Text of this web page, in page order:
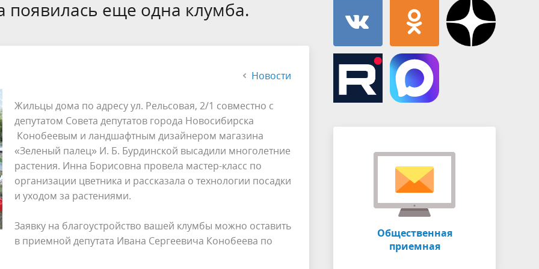
Аппарат Совета депутатов
Объявления
предыдущих созывов
Порядок обжалования нормативных
имущественного характера
появилась еще одна клумба.
Новости
Жильцы дома по адресу ул. Рельсовая, 2/1 совместно с
депутатом Совета депутатов города Новосибирска
Конобеевым и ландшафтным дизайнером магазина
«Зеленый палец» И. Б. Бурдинской высадили многолетние
растения. Инна Борисовна провела мастер-класс по
организации цветника и рассказала о технологии посадки
и уходом за растениями.
Заявку на благоустройство вашей клумбы можно оставить
в приемной депутата Ивана Сергеевича Конобеева по
Общественная
приемная